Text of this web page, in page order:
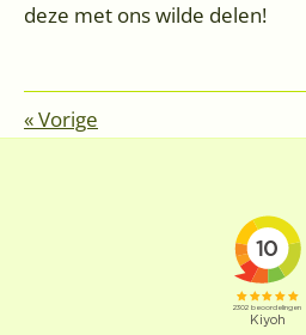
deze met ons wilde delen!
«Vorige